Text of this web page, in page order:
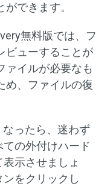
できます。
無料版では、フ
ビューすることが
ァイルが必要なも
め、ファイルの復
ったら、迷わず
の外付けハード
示させましょ
をクリックし